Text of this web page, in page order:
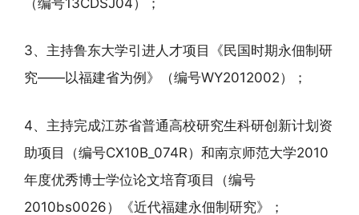
3、主持鲁东大学引进人才项目《民国时期永佃制研
究——以福建省为例》（编号WY2012002）；
4、主持完成江苏省普通高校研究生科研创新计划资
助项目（编号CX10B_074R）和南京师范大学2010
年度优秀博士学位论文培育项目（编号
2010bs0026）《近代福建永佃制研究》；